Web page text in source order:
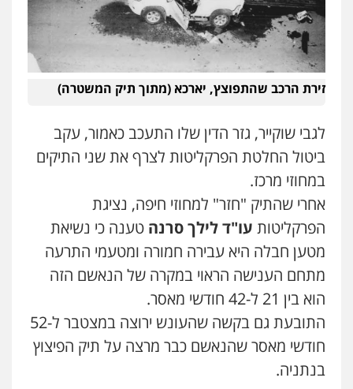
עו"ד עינב יתח
פלילי פשיעה חמורה עורכי דין לענייני
אסירים צבאי
עו"ד עמית שלף
פלילי פשיעה חמורה עורכי דין לענייני
אסירים סמים
0542068898
אייל בן שושן, עורך דין פלילי
פלילי מעצרים וחקירות פשיעה חמורה
רישום פלילי
0522763105
רעות כהן – משרד עורכי דין
פלילי צווארון לבן תעבורה אסירים מעצרים
וחקירות
0506277425
זירת הרכב שהתפוצץ, יארכא (מתוך תיק המשטרה)
לגבי שוקייר, גזר הדין שלו התעכב כאמור, עקב
ביטול החלטת הפרקליטות לצרף את שני התיקים
במחוזי מרכז.
אחרי שהתיק "חזר" למחוזי חיפה, נציגת
הפרקליטות עו"ד לילך סרנה טענה כי נשיאת
מטען חבלה היא עבירה חמורה ומטעמי התרעה
מתחם הענישה הראוי במקרה של הנאשם הזה
הוא בין 21 ל-42 חודשי מאסר.
התובעת גם בקשה שהעונש ירוצה במצטבר ל-52
חודשי מאסר שהנאשם כבר מרצה על תיק הפיצוץ
בנתניה.